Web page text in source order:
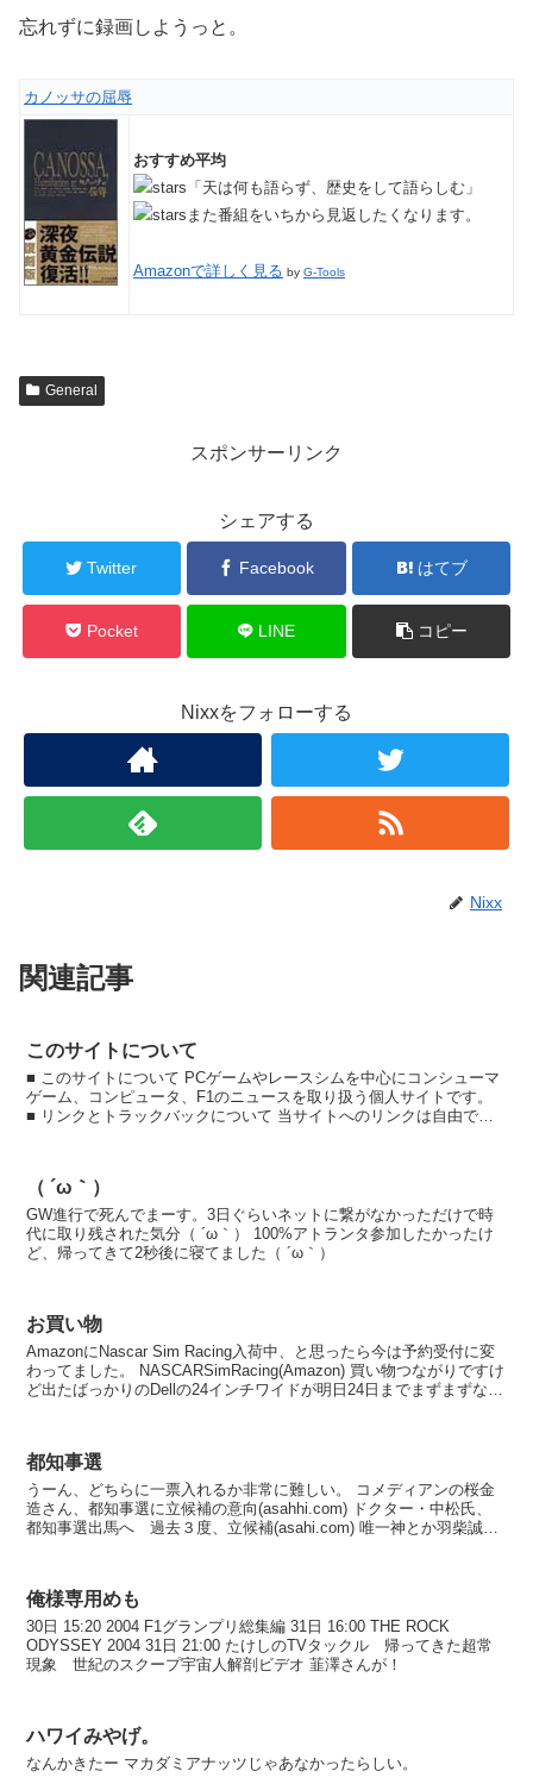
忘れずに録画しようっと。
カノッサの屈辱
おすすめ平均
「天は何も語らず、歴史をして語らしむ」
また番組をいちから見返したくなります。
Amazonで詳しく見る by G-Tools
General
スポンサーリンク
シェアする
Twitter Facebook はてブ
Pocket LINE コピー
Nixxをフォローする
Nixx
関連記事
このサイトについて
■ このサイトについて PCゲームやレースシムを中心にコンシューマ
ゲーム、コンピュータ、F1のニュースを取り扱う個人サイトです。
■ リンクとトラックバックについて 当サイトへのリンクは自由です
（ ´ω｀）
GW進行で死んでまーす。3日ぐらいネットに繋がなかっただけで時
代に取り残された気分（ ´ω｀） 100%アトランタ参加したかったけ
ど、帰ってきて2秒後に寝てました（ ´ω｀）
お買い物
AmazonにNascar Sim Racing入荷中、と思ったら今は予約受付に変
わってました。 NASCARSimRacing(Amazon) 買い物つながりですけ
ど出たばっかりのDellの24インチワイドが明日24日までまずまずな
都知事選
うーん、どちらに一票入れるか非常に難しい。 コメディアンの桜金
造さん、都知事選に立候補の意向(asahhi.com) ドクター・中松氏、
都知事選出馬へ 過去３度、立候補(asahi.com) 唯一神とか羽柴誠三
俺様専用めも
30日 15:20 2004 F1グランプリ総集編 31日 16:00 THE ROCK
ODYSSEY 2004 31日 21:00 たけしのTVタックル 帰ってきた超常
現象 世紀のスクープ宇宙人解剖ビデオ 韮澤さんが！
ハワイみやげ。
なんかきたー マカダミアナッツじゃあなかったらしい。